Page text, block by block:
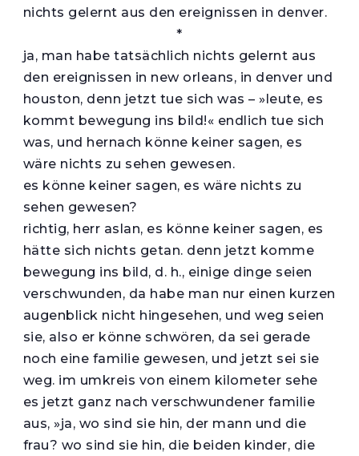
nichts gelernt aus den ereignissen in denver.
*
ja, man habe tatsächlich nichts gelernt aus
den ereignissen in new orleans, in denver und
houston, denn jetzt tue sich was – »leute, es
kommt bewegung ins bild!« endlich tue sich
was, und hernach könne keiner sagen, es
wäre nichts zu sehen gewesen.
es könne keiner sagen, es wäre nichts zu
sehen gewesen?
richtig, herr aslan, es könne keiner sagen, es
hätte sich nichts getan. denn jetzt komme
bewegung ins bild, d. h., einige dinge seien
verschwunden, da habe man nur einen kurzen
augenblick nicht hingesehen, und weg seien
sie, also er könne schwören, da sei gerade
noch eine familie gewesen, und jetzt sei sie
weg. im umkreis von einem kilometer sehe
es jetzt ganz nach verschwundener familie
aus, »ja, wo sind sie hin, der mann und die
frau? wo sind sie hin, die beiden kinder, die